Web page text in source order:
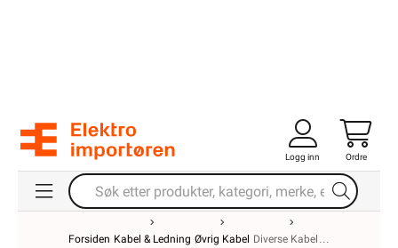
Logg inn Ordre
Forsiden Kabel & Ledning Øvrig Kabel Diverse Kabel